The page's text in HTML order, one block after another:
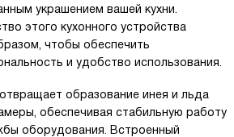
украшением вашей кухни.
этого кухонного устройства
чтобы обеспечить
и удобство использования.
образование инея и льда
обеспечивая стабильную работу
оборудования. Встроенный